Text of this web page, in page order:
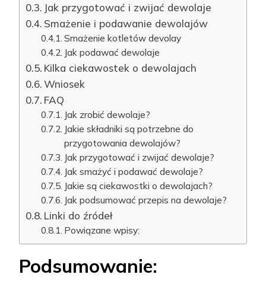
Jak przygotować i zwijać dewolaje
Smażenie i podawanie dewolajów
Smażenie kotletów devolay
Jak podawać dewolaje
Kilka ciekawostek o dewolajach
Wniosek
FAQ
Jak zrobić dewolaje?
Jakie składniki są potrzebne do
przygotowania dewolajów?
Jak przygotować i zwijać dewolaje?
Jak smażyć i podawać dewolaje?
Jakie są ciekawostki o dewolajach?
Jak podsumować przepis na dewolaje?
Linki do źródeł
Powiązane wpisy:
Podsumowanie: